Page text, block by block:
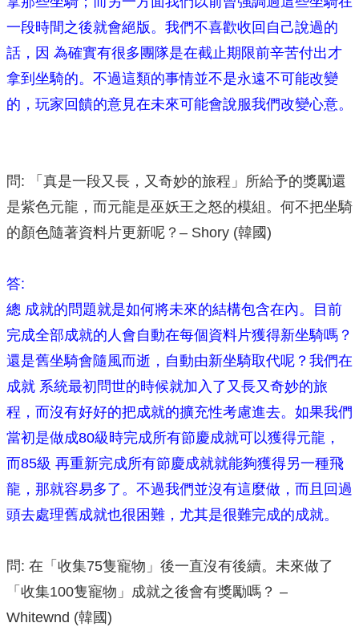
一段時間之後就會絕版。我們不喜歡收回自己說過的
話，因 為確實有很多團隊是在截止期限前辛苦付出才
拿到坐騎的。不過這類的事情並不是永遠不可能改變
的，玩家回饋的意見在未來可能會說服我們改變心意。
問: 「真是一段又長，又奇妙的旅程」所給予的獎勵還
是紫色元龍，而元龍是巫妖王之怒的模組。何不把坐騎
的顏色隨著資料片更新呢？– Shory (韓國)
答:
總 成就的問題就是如何將未來的結構包含在內。目前
完成全部成就的人會自動在每個資料片獲得新坐騎嗎？
還是舊坐騎會隨風而逝，自動由新坐騎取代呢？我們在
成就 系統最初問世的時候就加入了又長又奇妙的旅
程，而沒有好好的把成就的擴充性考慮進去。如果我們
當初是做成80級時完成所有節慶成就可以獲得元龍，
而85級 再重新完成所有節慶成就就能夠獲得另一種飛
龍，那就容易多了。不過我們並沒有這麼做，而且回過
頭去處理舊成就也很困難，尤其是很難完成的成就。
問: 在「收集75隻寵物」後一直沒有後續。未來做了
「收集100隻寵物」成就之後會有獎勵嗎？ –
Whitewnd (韓國)